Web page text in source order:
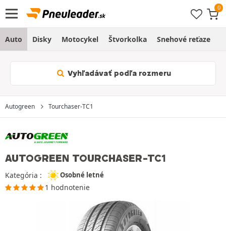
Auto Disky Motocykel Štvorkolka Snehové reťaze
Vyhľadávať podľa rozmeru
Autogreen Tourchaser-TC1
AUTOGREEN TOURCHASER-TC1
Kategória : Osobné letné
1 hodnotenie